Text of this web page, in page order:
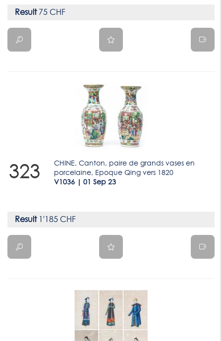
Result75 CHF
323
CHINE, Canton, paire de grands vases en
porcelaine, Epoque Qing vers 1820
V1036 | 01 Sep 23
Result1'185 CHF